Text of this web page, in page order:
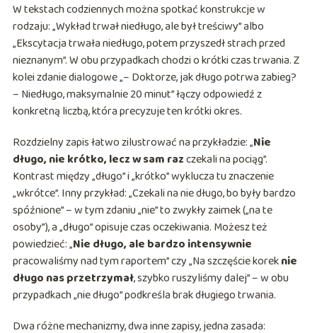
W tekstach codziennych można spotkać konstrukcje w
rodzaju: „Wykład trwał niedługo, ale był treściwy” albo
„Ekscytacja trwała niedługo, potem przyszedł strach przed
nieznanym”. W obu przypadkach chodzi o krótki czas trwania. Z
kolei zdanie dialogowe „– Doktorze, jak długo potrwa zabieg?
– Niedługo, maksymalnie 20 minut” łączy odpowiedź z
konkretną liczbą, która precyzuje ten krótki okres.
Rozdzielny zapis łatwo zilustrować na przykładzie: „Nie
długo, nie krótko, lecz w sam razczekali na pociąg”.
Kontrast między „długo” i „krótko” wyklucza tu znaczenie
„wkrótce”. Inny przykład: „Czekali na nie długo, bo były bardzo
spóźnione” – w tym zdaniu „nie” to zwykły zaimek („na te
osoby”), a „długo” opisuje czas oczekiwania. Możesz też
powiedzieć: „Nie długo, ale bardzo intensywnie
pracowaliśmy nad tym raportem” czy „Na szczęście koreknie
długo nas przetrzymał, szybko ruszyliśmy dalej” – w obu
przypadkach „nie długo” podkreśla brak długiego trwania.
Dwa różne mechanizmy, dwa inne zapisy, jedna zasada: